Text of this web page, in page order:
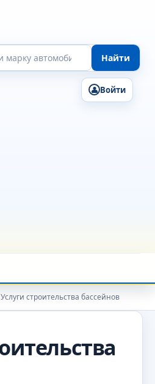
Найти
Войти
строительства бассейнов